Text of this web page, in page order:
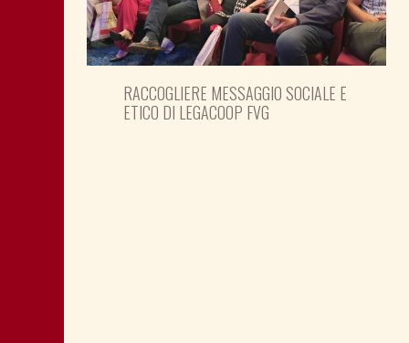
RACCOGLIERE MESSAGGIO SOCIALE E
ETICO DI LEGACOOP FVG